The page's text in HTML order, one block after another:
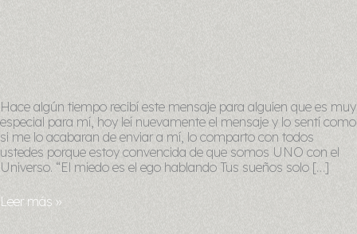
Hace algún tiempo recibí este mensaje para alguien que es muy
especial para mí, hoy leí nuevamente el mensaje y lo sentí como
si me lo acabaran de enviar a mí, lo comparto con todos
ustedes porque estoy convencida de que somos UNO con el
Universo. “El miedo es el ego hablando Tus sueños solo […]
Leer más »